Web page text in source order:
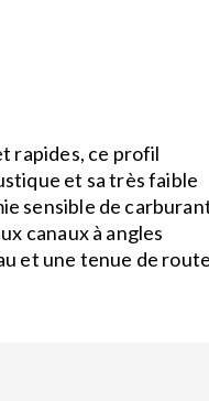
rapides, ce profil
et sa très faible
sensible de
canaux à angles
et une tenue de route